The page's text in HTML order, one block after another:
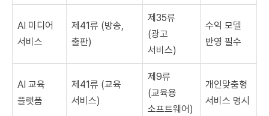
AI 미디어
서비스
제41류 (방송,
출판)
제35류
(광고
서비스)
수익 모델
반영 필수
AI 교육
플랫폼
제41류 (교육
서비스)
제9류
(교육용
소프트웨어)
개인맞춤형
서비스 명시